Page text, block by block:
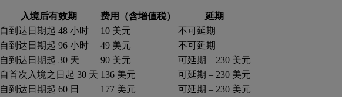
入境后有效期 费用（含增值税）
延期
自到达日期起 48 小时 10 美元
不可延期
自到达日期起 96 小时 49 美元
不可延期
自到达日期起 30 天 90 美元
可延期 – 230 美元
自首次入境之日起 30 天 136 美元
可延期 – 230 美元
自到达日期起 60 日 177 美元
可延期 – 230 美元